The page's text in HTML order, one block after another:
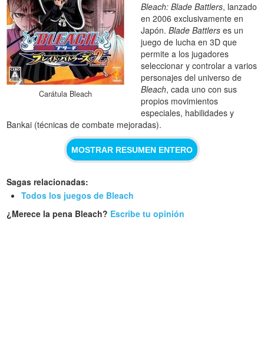
Carátula Bleach
Bleach: Blade Battlers, lanzado
en 2006 exclusivamente en
Japón.Blade Battlers es un
juego de lucha en 3D que
permite a los jugadores
seleccionar y controlar a varios
personajes del universo de
Bleach, cada uno con sus
propios movimientos
especiales, habilidades y
Bankai (técnicas de combate mejoradas).
MOSTRAR RESUMEN ENTERO
Sagas relacionadas:
Todos los juegos de Bleach
¿Merece la pena Bleach? Escribe tu opinión